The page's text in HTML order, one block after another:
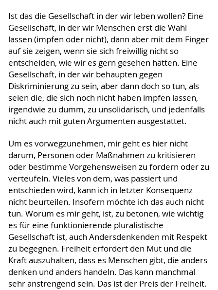
Ist das die Gesellschaft in der wir leben wollen? Eine
Gesellschaft, in der wir Menschen erst die Wahl
lassen (impfen oder nicht), dann aber mit dem Finger
auf sie zeigen, wenn sie sich freiwillig nicht so
entscheiden, wie wir es gern gesehen hätten. Eine
Gesellschaft, in der wir behaupten gegen
Diskriminierung zu sein, aber dann doch so tun, als
seien die, die sich noch nicht haben impfen lassen,
irgendwie zu dumm, zu unsolidarisch, und jedenfalls
nicht auch mit guten Argumenten ausgestattet.
Um es vorwegzunehmen, mir geht es hier nicht
darum, Personen oder Maßnahmen zu kritisieren
oder bestimme Vorgehensweisen zu fordern oder zu
verteufeln. Vieles von dem, was passiert und
entschieden wird, kann ich in letzter Konsequenz
nicht beurteilen. Insofern möchte ich das auch nicht
tun. Worum es mir geht, ist, zu betonen, wie wichtig
es für eine funktionierende pluralistische
Gesellschaft ist, auch Andersdenkenden mit Respekt
zu begegnen. Freiheit erfordert den Mut und die
Kraft auszuhalten, dass es Menschen gibt, die anders
denken und anders handeln. Das kann manchmal
sehr anstrengend sein. Das ist der Preis der Freiheit.